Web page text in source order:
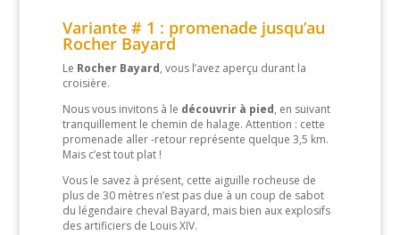
Variante # 1 : promenade jusqu’au
Rocher Bayard
Le Rocher Bayard, vous l’avez aperçu durant la
croisière.
Nous vous invitons à le découvrir à pied, en suivant
tranquillement le chemin de halage. Attention : cette
promenade aller -retour représente quelque 3,5 km.
Mais c’est tout plat !
Vous le savez à présent, cette aiguille rocheuse de
plus de 30 mètres n’est pas due à un coup de sabot
du légendaire cheval Bayard, mais bien aux explosifs
des artificiers de Louis XIV.